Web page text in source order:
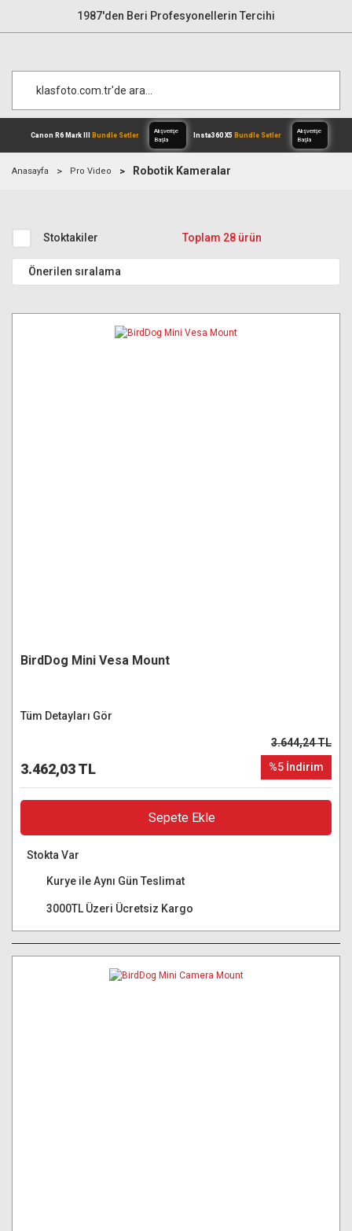
1987'den Beri Profesyonellerin Tercihi
Başla
Anasayfa Pro Video Robotik Kameralar
Stoktakiler Toplam 28 ürün
BirdDog Mini Vesa Mount
Tüm Detayları Gör
3.462,03 TL
3.644,24 TL
%5 İndirim
Sepete Ekle
Stokta Var
Kurye ile Aynı Gün Teslimat
3000TL Üzeri Ücretsiz Kargo